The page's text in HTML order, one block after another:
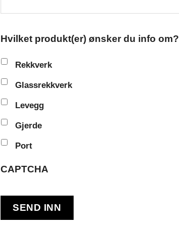
Hvilket produkt(er) ønsker du info om?
Rekkverk
Glassrekkverk
Levegg
Gjerde
Port
CAPTCHA